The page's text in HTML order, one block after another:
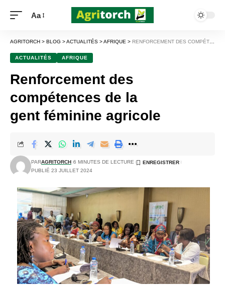
Aa
AGRITORCH > BLOG >ACTUALITÉS >AFRIQUE > RENFORCEMENT DES COMPÉTENCES DE LA GENT FÉMININE AGRICOLE
ACTUALITÉS AFRIQUE
Renforcement des
compétences de la
gent féminine agricole
PARAGRITORCH 6 MINUTES DE LECTURE
PUBLIÉ 23 JUILLET 2024